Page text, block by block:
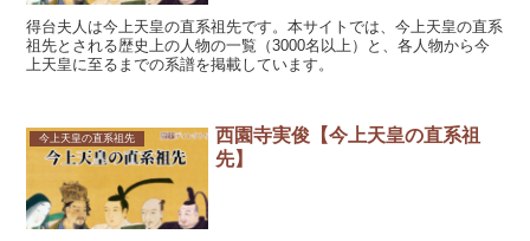
得台夫人は今上天皇の直系祖先です。本サイトでは、今上天皇の直系
祖先とされる歴史上の人物の一覧（3000名以上）と、各人物から今
上天皇に至るまでの系譜を掲載しています。
今上天皇の直系祖先
西園寺実俊【今上天皇の直系祖
先】